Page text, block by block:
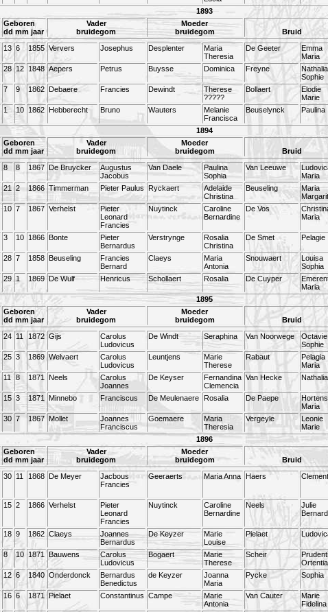
1893
Geboren
dd mm jaar
Vader
bruidegom
Moeder
bruidegom
Bruid
13 6 1855 Ververs Josephus Desplenter
Maria
Theresia
De Geeter
Emma
Maria
28 12 1848 Aepers Petrus Buysse Dominica Freyne
Nathalia
Sophie
7 9 1862 Debaere Francies Dewindt
Therese
?????
Bollaert
Elodie
Marie
1 10 1862 Hebberecht Bruno Wauters
Melanie
Francisca
Beuselynck Paulina
1894
Geboren
dd mm jaar
Vader
bruidegom
Moeder
bruidegom
Bruid
8 8 1867 De Bruycker
Augustus
Jacobus
Van Daele
Paulina
Sophia
Van Leeuwe
Maria
21 2 1866 Timmerman Pieter Paulus Ryckaert
Adelaide
Christina
Beuseling
Maria
10 7 1867 Verhelst
Pieter
Leonard
Francies
Nuytinck
Caroline
Bernardine
De Vos
Maria
3 10 1866 Bonte
Pieter
Bernardus
Verstrynge
Rosalia
Christina
De Smet Pelagie
28 7 1858 Beuseling
Francies
Bernard
Claeys
Maria
Antonia
Snouwaert
Louisa
Sophia
29 1 1869 De Wulf Henricus Schollaert Rosalia De Cuyper
Maria
1895
Geboren
dd mm jaar
Vader
bruidegom
Moeder
bruidegom
Bruid
24 11 1872 Gijs
Carolus
Ludovicus
De Windt Seraphina Van Noorwege
Octavie
Sophie
25 3 1869 Welvaert
Carolus
Ludovicus
Leuntjens
Marie
Therese
Rabaut
Pelagia
Maria
11 8 1871 Neels
Carolus
Joannes
De Keyser
Fernandina
Clemencia
Van Hecke Nathalia
15 3 1871 Minnebo Franciscus De Meulenaere Rosalia De Paepe
Maria
30 7 1867 Mollet
Joannes
Franciscus
Goemaere
Maria
Theresia
Vergeyle
Leonie
Marie
1896
Geboren
dd mm jaar
Vader
bruidegom
Moeder
bruidegom
Bruid
30 11 1868 De Meyer
Jacbous
Francies
Geeraerts Maria Anna Haers
15 2 1866 Verhelst
Pieter
Leonard
Francies
Nuytinck
Caroline
Bernardine
Neels
Julie
18 9 1862 Claeys
Joannes
Bernardus
De Keyzer
Marie
Louise
Pielaet
8 10 1871 Bauwens
Carolus
Ludovicus
Bogaert
Marie
Therese
Scheir
Ortentia
12 6 1840 Onderdonck
Bernardus
Benedictus
de Keyzer
Joanna
Maria
Pycke Sophia
16 6 1871 Pielaet Constantinus Campe
Marie
Antonia
Van Cauter
Marie
Fidelina